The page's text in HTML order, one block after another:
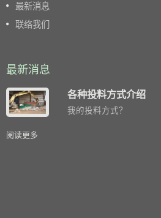
最新消息
联络我们
最新消息
各种投料方式介绍
我的投料方式？
阅读更多